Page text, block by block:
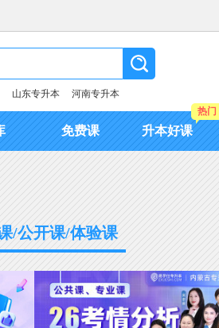
山东专升本 河南专升本
免费课 升本好课
热门
/公开课/体验课